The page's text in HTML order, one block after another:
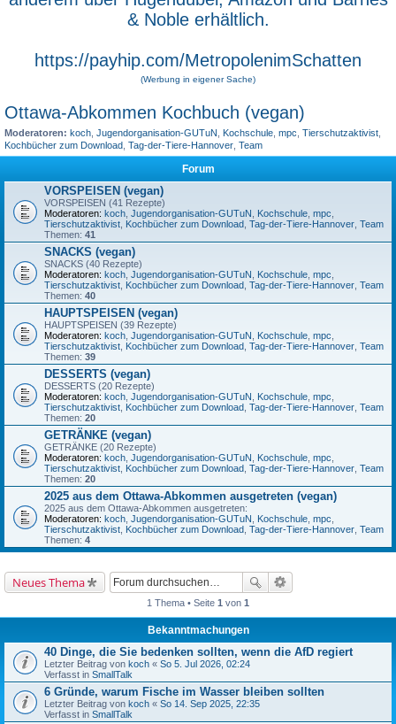
& Noble erhältlich.
https://payhip.com/MetropolenimSchatten
(Werbung in eigener Sache)
Ottawa-Abkommen Kochbuch (vegan)
Moderatoren: koch Jugendorganisation-GUTuN Kochschule mpc Tierschutzaktivist
Kochbücher zum Download Tag-der-Tiere-Hannover Team
Forum
VORSPEISEN (vegan)
VORSPEISEN (41 Rezepte)
Moderatoren: koch, Jugendorganisation-GUTuN, Kochschule, mpc,
Tierschutzaktivist, Kochbücher zum Download, Tag-der-Tiere-Hannover, Team
Themen: 41
SNACKS (vegan)
SNACKS (40 Rezepte)
Moderatoren: koch, Jugendorganisation-GUTuN, Kochschule, mpc,
Tierschutzaktivist, Kochbücher zum Download, Tag-der-Tiere-Hannover, Team
Themen: 40
HAUPTSPEISEN (vegan)
HAUPTSPEISEN (39 Rezepte)
Moderatoren: koch, Jugendorganisation-GUTuN, Kochschule, mpc,
Tierschutzaktivist, Kochbücher zum Download, Tag-der-Tiere-Hannover, Team
Themen: 39
DESSERTS (vegan)
DESSERTS (20 Rezepte)
Moderatoren: koch, Jugendorganisation-GUTuN, Kochschule, mpc,
Tierschutzaktivist, Kochbücher zum Download, Tag-der-Tiere-Hannover, Team
Themen: 20
GETRÄNKE (vegan)
GETRÄNKE (20 Rezepte)
Moderatoren: koch, Jugendorganisation-GUTuN, Kochschule, mpc,
Tierschutzaktivist, Kochbücher zum Download, Tag-der-Tiere-Hannover, Team
Themen: 20
2025 aus dem Ottawa-Abkommen ausgetreten (vegan)
2025 aus dem Ottawa-Abkommen ausgetreten:
Moderatoren: koch, Jugendorganisation-GUTuN, Kochschule, mpc,
Tierschutzaktivist, Kochbücher zum Download, Tag-der-Tiere-Hannover, Team
Themen: 4
Neues Thema
1 Thema • Seite 1 von 1
Bekanntmachungen
40 Dinge, die Sie bedenken sollten, wenn die AfD regiert
Letzter Beitrag von koch « So 5. Jul 2026, 02:24
Verfasst in SmallTalk
6 Gründe, warum Fische im Wasser bleiben sollten
Letzter Beitrag von koch « So 14. Sep 2025, 22:35
Verfasst in SmallTalk